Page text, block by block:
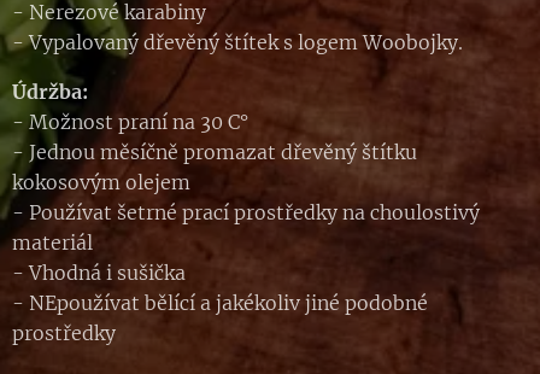
- Nerezové karabiny
- Vypalovaný dřevěný štítek s logem Woobojky.
Údržba:
- Možnost praní na 30 C°
- Jednou měsíčně promazat dřevěný štítku
kokosovým olejem
- Používat šetrné prací prostředky na choulostivý
materiál
- Vhodná i sušička
- NEpoužívat bělící a jakékoliv jiné podobné
prostředky